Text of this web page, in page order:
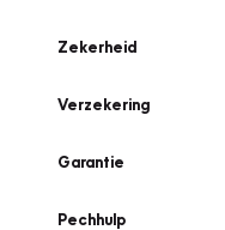
Zekerheid
Verzekering
Garantie
Pechhulp